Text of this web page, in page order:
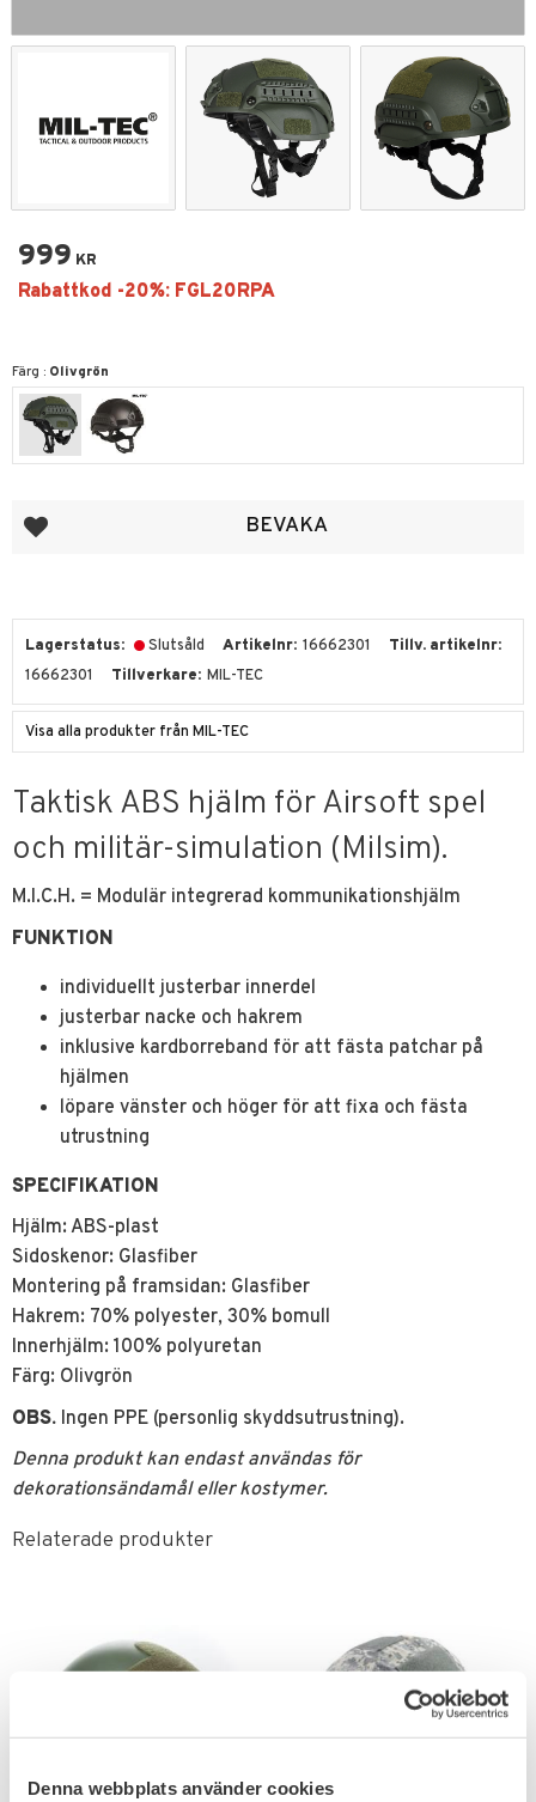
Denna webbplats använder cookies
999 KR
Färg : Olivgrön
Lägg till i favoriter BEVAKA
Lagerstatus Slutsåld Artikelnr 16662301
Tillv. artikelnr
16662301
Tillverkare MIL-TEC
Visa alla produkter från MIL-TEC
Taktisk ABS hjälm för Airsoft spel
och militär-simulation (Milsim).
M.I.C.H. = Modulär integrerad kommunikationshjälm
FUNKTION
individuellt justerbar innerdel
justerbar nacke och hakrem
inklusive kardborreband för att fästa patchar på
hjälmen
löpare vänster och höger för att fixa och fästa
utrustning
SPECIFIKATION
Hjälm: ABS-plast
Sidoskenor: Glasfiber
Montering på framsidan: Glasfiber
Hakrem: 70% polyester, 30% bomull
Innerhjälm: 100% polyuretan
Färg: Olivgrön
OBS. Ingen PPE (personlig skyddsutrustning).
Denna produkt kan endast användas för
dekorationsändamål eller kostymer.
Relaterade produkter